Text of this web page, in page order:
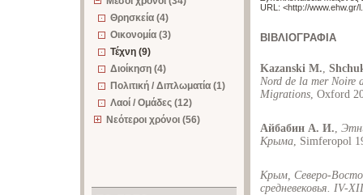
Θρησκεία (4)
Οικονομία (3)
Τέχνη (9)
Διοίκηση (4)
Πολιτική / Διπλωματία (1)
Λαοί / Ομάδες (12)
Νεότεροι χρόνοι (56)
URL: <http://www.ehw.gr/
ΒΙΒΛΙΟΓΡΑΦΙΑ
Kazanski M.,
Nord de la mer Noire
Migrations, Oxford
Айбабин А. И.,
Крыма, Simferopol
Крым, Северо-
средневековья. IV-